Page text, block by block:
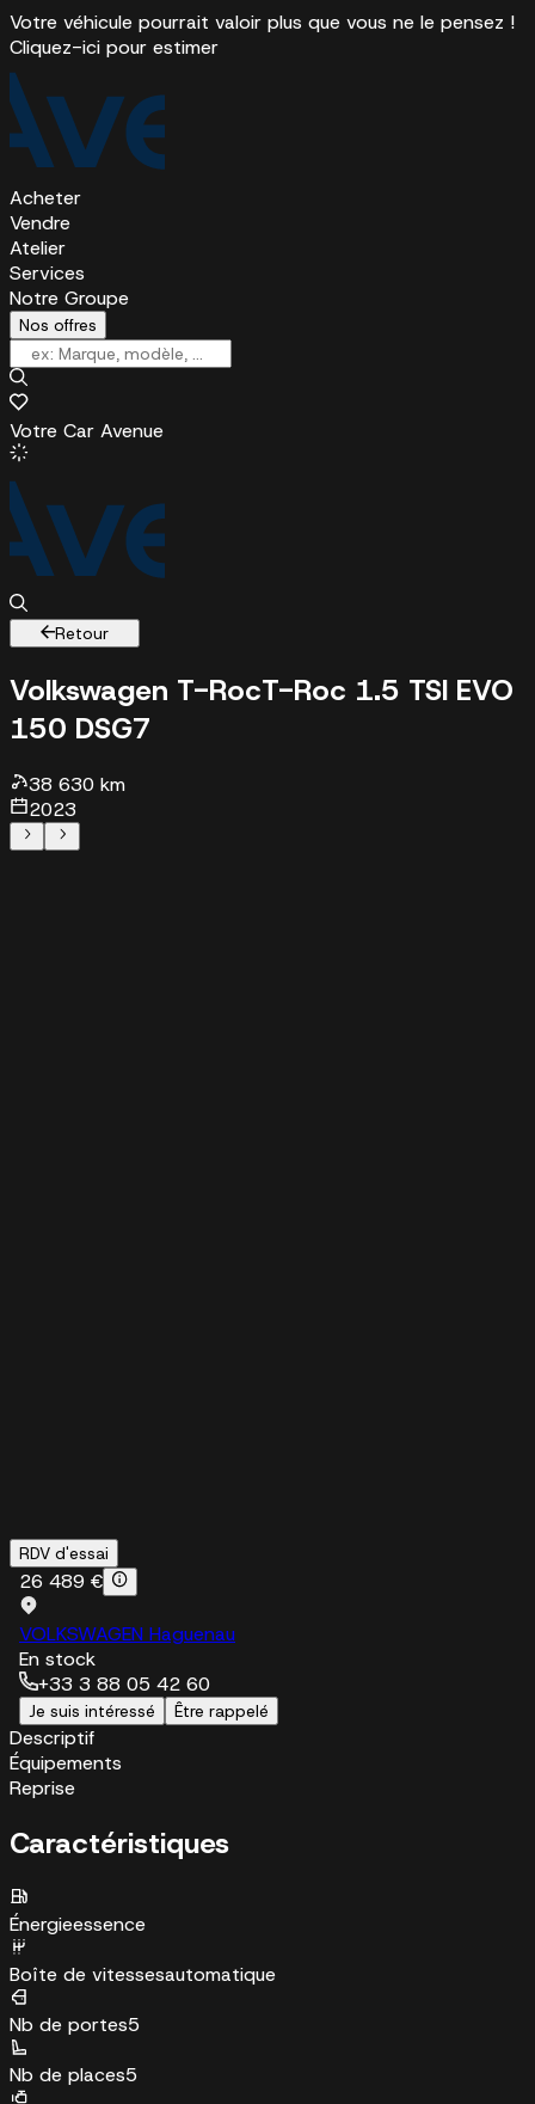
Votre véhicule pourrait valoir plus que vous ne le pensez !
Cliquez-ici pour estimer
Acheter
Vendre
Atelier
Services
Notre Groupe
Nos offres
Votre Car Avenue
Retour
Volkswagen T-RocT-Roc 1.5 TSI EVO
150 DSG7
38 630 km
2023
RDV d'essai
26 489 €
VOLKSWAGEN Haguenau
En stock
+33 3 88 05 42 60
Je suis intéressé Être rappelé
Descriptif
Équipements
Reprise
Caractéristiques
Énergieessence
Boîte de vitessesautomatique
Nb de portes5
Nb de places5